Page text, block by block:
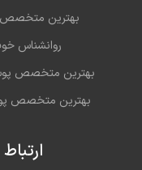
بهترین متخصص
روانشناس
بهترین متخصص
بهترین متخصص